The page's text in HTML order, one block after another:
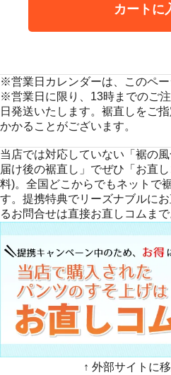
カートに
※営業日カレンダーは、このペー
※営業日に限り、13時までのご
日発送いたします。裾直しをご
かかることがございます。
当店では対応していない「裾の
届け後の裾直し」でぜひ「お直
料)。全国どこからでもネットで
す。提携特典でリーズナブルに
るお問合せは直接お直しコムまで
↑ 外部サイトに